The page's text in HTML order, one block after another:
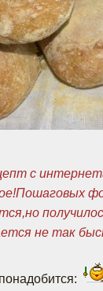
с
не так